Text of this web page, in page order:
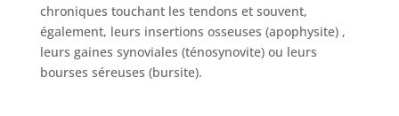
chroniques touchant les tendons et souvent,
également, leurs insertions osseuses (apophysite) ,
leurs gaines synoviales (ténosynovite) ou leurs
bourses séreuses (bursite).